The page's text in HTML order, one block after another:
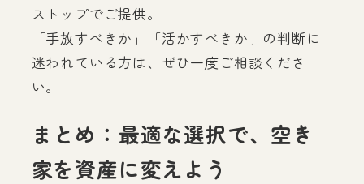
ストップでご提供。
「手放すべきか」「活かすべきか」の判断に
迷われている方は、ぜひ一度ご相談くださ
い。
まとめ：最適な選択で、空き
家を資産に変えよう